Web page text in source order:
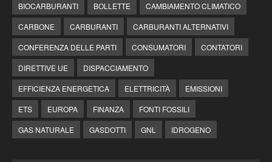
BIOCARBURANTI
BOLLETTE
CAMBIAMENTO CLIMATICO
CARBONE
CARBURANTI
CARBURANTI ALTERNATIVI
CONFERENZA DELLE PARTI
CONSUMATORI
CONTATORI
DIRETTIVE UE
DISPACCIAMENTO
EFFICIENZA ENERGETICA
ELETTRICITÀ
EMISSIONI
ETS
EUROPA FINANZA
FONTI FOSSILI
GAS NATURALE
GASDOTTI GNL IDROGENO